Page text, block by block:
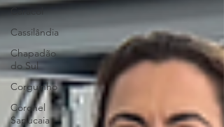
Caracol
Cassilândia
Chapadão
do Sul
Corguinho
Coronel
Sapucaia